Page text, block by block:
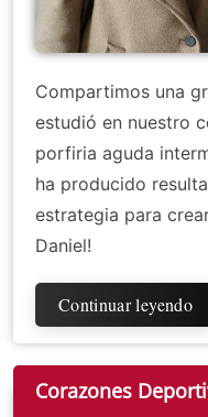
Compartimos una
estudió en nuestro
porfiria aguda
ha producido
estrategia para
Daniel!
Continuar leyendo
Corazones